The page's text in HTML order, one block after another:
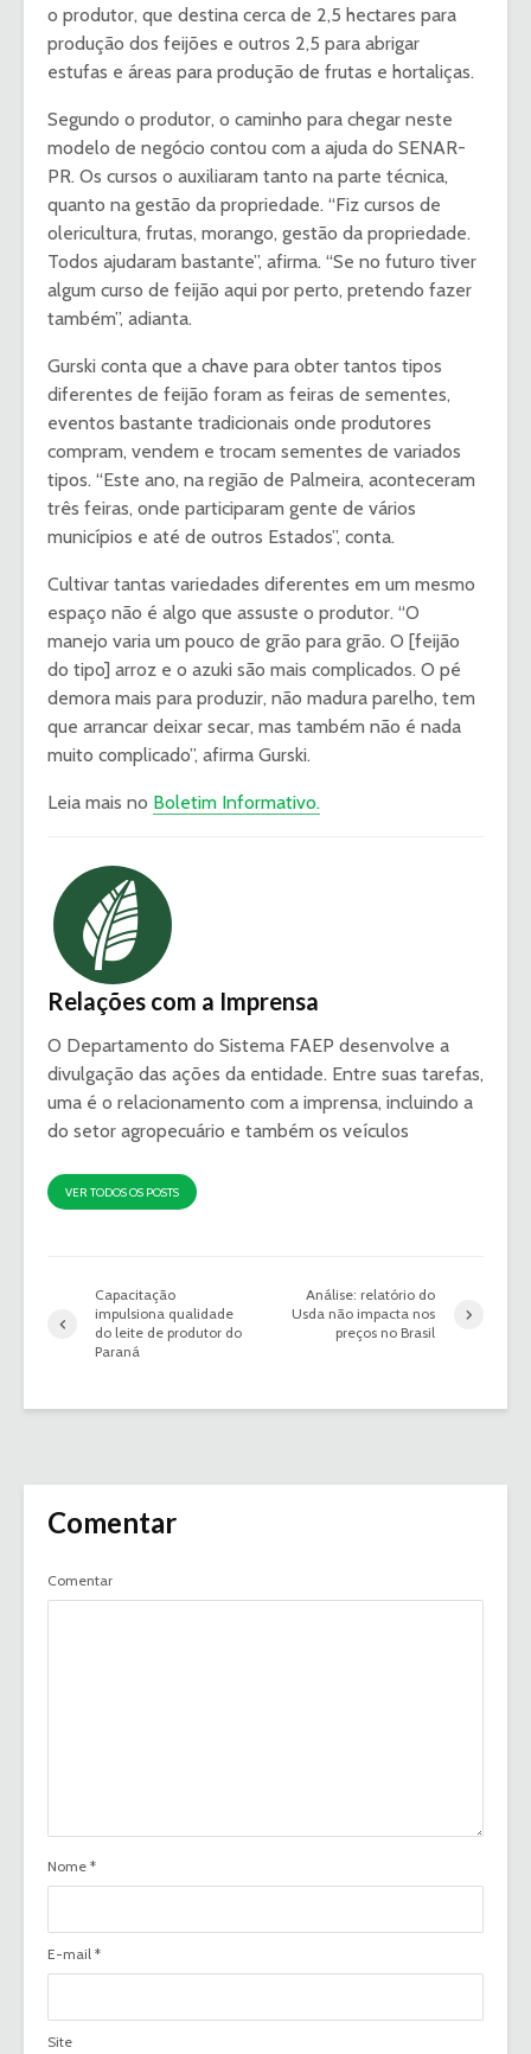
o produtor, que destina cerca de 2,5 hectares para
produção dos feijões e outros 2,5 para abrigar
estufas e áreas para produção de frutas e hortaliças.
Segundo o produtor, o caminho para chegar neste
modelo de negócio contou com a ajuda do SENAR-
PR. Os cursos o auxiliaram tanto na parte técnica,
quanto na gestão da propriedade. “Fiz cursos de
olericultura, frutas, morango, gestão da propriedade.
Todos ajudaram bastante”, afirma. “Se no futuro tiver
algum curso de feijão aqui por perto, pretendo fazer
também”, adianta.
Gurski conta que a chave para obter tantos tipos
diferentes de feijão foram as feiras de sementes,
eventos bastante tradicionais onde produtores
compram, vendem e trocam sementes de variados
tipos. “Este ano, na região de Palmeira, aconteceram
três feiras, onde participaram gente de vários
municípios e até de outros Estados”, conta.
Cultivar tantas variedades diferentes em um mesmo
espaço não é algo que assuste o produtor. “O
manejo varia um pouco de grão para grão. O [feijão
do tipo] arroz e o azuki são mais complicados. O pé
demora mais para produzir, não madura parelho, tem
que arrancar deixar secar, mas também não é nada
muito complicado”, afirma Gurski.
Leia mais no Boletim Informativo.
Relações com a Imprensa
O Departamento do Sistema FAEP desenvolve a
divulgação das ações da entidade. Entre suas tarefas,
uma é o relacionamento com a imprensa, incluindo a
do setor agropecuário e também os veículos
VER TODOS OS POSTS
Capacitação
impulsiona qualidade
do leite de produtor do
Paraná
Análise: relatório do
Usda não impacta nos
preços no Brasil
Comentar
Comentar
Nome *
E-mail *
Site